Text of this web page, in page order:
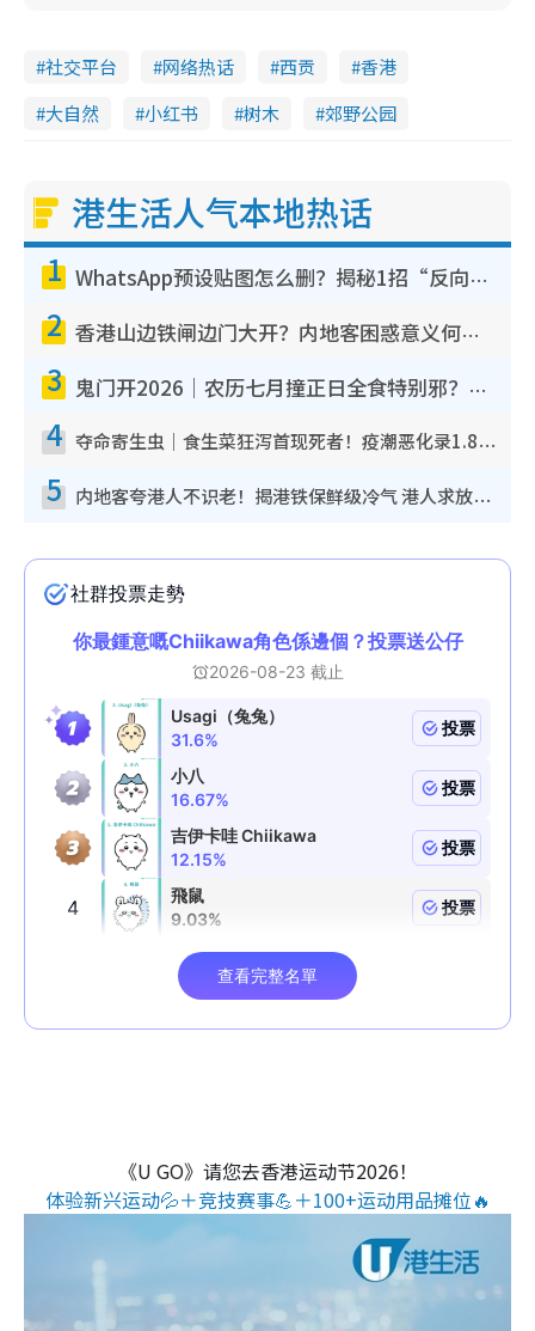
社交平台 网络热话 西贡
香港
大自然
小红书 树木 郊野公园
港生活人气本地热话
1 WhatsApp预设贴图怎么删？揭秘1招“反向操作”还原简洁界面 附3步实测教程
2 香港山边铁闸边门大开？内地客困惑意义何在！网友神回复：这种叫法理性防御
3 鬼门开2026｜农历七月撞正日全食特别邪？专家警告切忌做一事！揭4大禁忌+2招保平安
4 夺命寄生虫｜食生菜狂泻首现死者！疫潮恶化录1.8万宗病例 揭洗菜3大谬误
5 内地客夸港人不识老！揭港铁保鲜级冷气 港人求放过：别投诉
《U GO》请您去香港运动节2026！
体验新兴运动💦＋竞技赛事💪＋100+运动用品摊位🔥